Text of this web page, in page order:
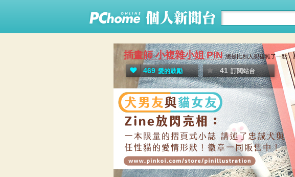
插畫師 小複雜小姐 PIN 總是比別人想複雜了一點
469 愛的鼓勵 41 訂閱站台